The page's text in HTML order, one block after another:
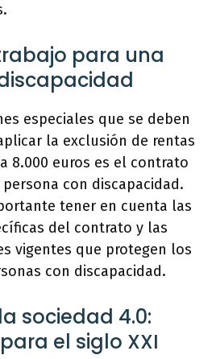
para una
especiales que se deben
la exclusión de rentas
8.000 euros es el contrato
con discapacidad.
tener en cuenta las
del contrato y las
vigentes que protegen los
con discapacidad.
sociedad 4.0:
el siglo XXI